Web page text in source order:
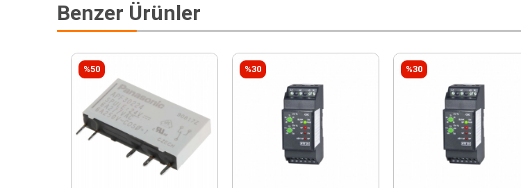
Benzer Ürünler
%50 %30 %30